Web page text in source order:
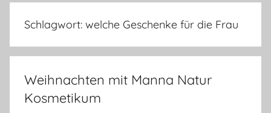
–
Lifestyle,
Produkttests
vieles
mehr
Schlagwort: welche Geschenke für die Frau
Weihnachten mit Manna Natur
Kosmetikum